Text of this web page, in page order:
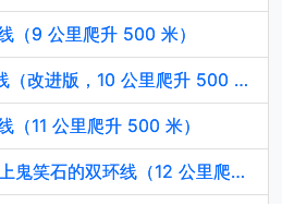
（9 公里爬升 500 米）
91. 西山公园后山大环线（改进版，10 公里爬升 500 米）
（11 公里爬升 500 米）
93. 夜爬西山公园 - 两上鬼笑石的双环线（12 公里爬升 670 米）